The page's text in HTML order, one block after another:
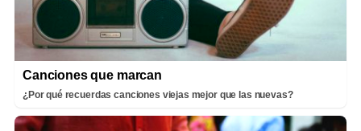
Canciones que marcan
¿Por qué recuerdas canciones viejas mejor que las nuevas?